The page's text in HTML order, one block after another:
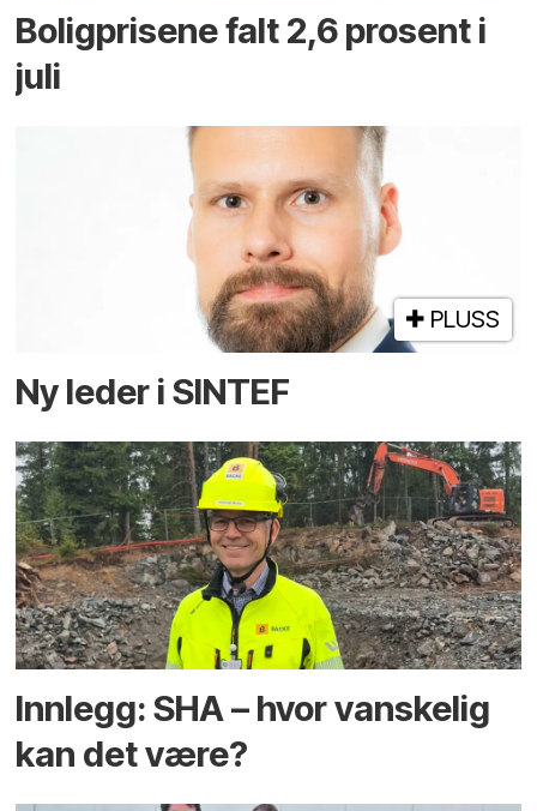
Boligprisene falt 2,6 prosent i
juli
PLUSS
Ny leder i SINTEF
Innlegg: SHA – hvor vanskelig
kan det være?